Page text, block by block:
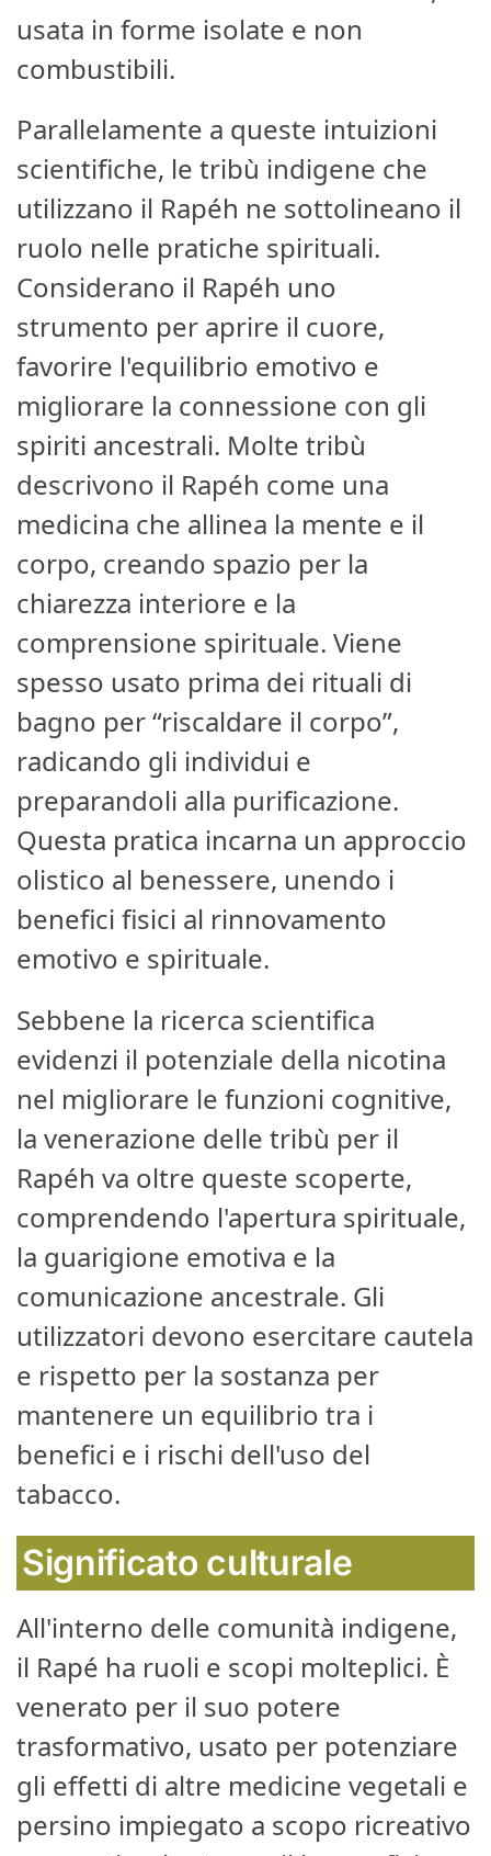
usata in forme isolate e non
combustibili.
Parallelamente a queste intuizioni
scientifiche, le tribù indigene che
utilizzano il Rapéh ne sottolineano il
ruolo nelle pratiche spirituali.
Considerano il Rapéh uno
strumento per aprire il cuore,
favorire l'equilibrio emotivo e
migliorare la connessione con gli
spiriti ancestrali. Molte tribù
descrivono il Rapéh come una
medicina che allinea la mente e il
corpo, creando spazio per la
chiarezza interiore e la
comprensione spirituale. Viene
spesso usato prima dei rituali di
bagno per “riscaldare il corpo”,
radicando gli individui e
preparandoli alla purificazione.
Questa pratica incarna un approccio
olistico al benessere, unendo i
benefici fisici al rinnovamento
emotivo e spirituale.
Sebbene la ricerca scientifica
evidenzi il potenziale della nicotina
nel migliorare le funzioni cognitive,
la venerazione delle tribù per il
Rapéh va oltre queste scoperte,
comprendendo l'apertura spirituale,
la guarigione emotiva e la
comunicazione ancestrale. Gli
utilizzatori devono esercitare cautela
e rispetto per la sostanza per
mantenere un equilibrio tra i
benefici e i rischi dell'uso del
tabacco.
Significato culturale
All'interno delle comunità indigene,
il Rapé ha ruoli e scopi molteplici. È
venerato per il suo potere
trasformativo, usato per potenziare
gli effetti di altre medicine vegetali e
persino impiegato a scopo ricreativo